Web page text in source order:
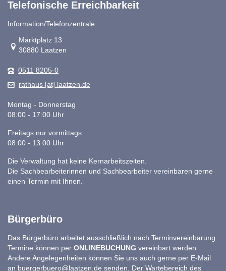
Telefonische Erreichbarkeit
Information/Telefonzentrale
Link zur Google-Maps Navigation
Marktplatz 13
30880 Laatzen
0511 8205-0
rathaus [at] laatzen.de
Montag - Donnerstag
08:00 - 17:00 Uhr
Freitags nur vormittags
08:00 - 13:00 Uhr
Die Verwaltung hat keine Kernarbeitszeiten.
Die Sachbearbeiterinnen und Sachbearbeiter vereinbaren gerne
einen Termin mit Ihnen.
Bürgerbüro
Das Bürgerbüro arbeitet ausschließlich nach Terminvereinbarung.
Termine können per ONLINEBUCHUNG vereinbart werden.
Andere Angelegenheiten können Sie uns auch gerne per E-Mail
an buergerbuero@laatzen.de senden. Der Wartebereich des